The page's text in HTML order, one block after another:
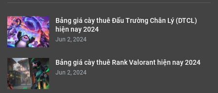
Bảng giá cày thuê Đấu Trường Chân Lý (DTCL)
hiện nay 2024
Jun 2, 2024
Bảng giá cày thuê Rank Valorant hiện nay 2024
Jun 2, 2024